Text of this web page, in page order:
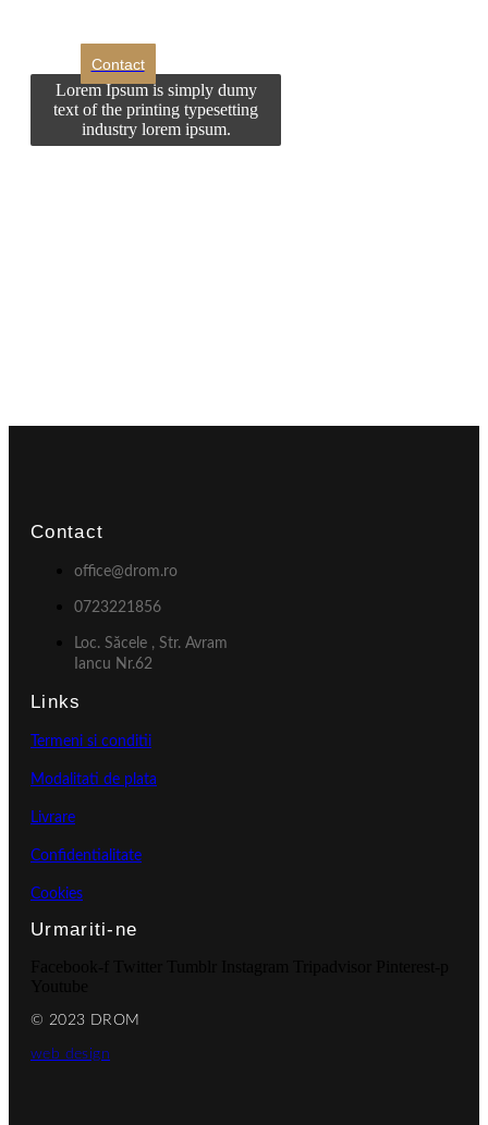
Contact
Lorem Ipsum is simply dumy
text of the printing typesetting
industry lorem ipsum.
Contact
office@drom.ro
0723221856
Loc. Săcele , Str. Avram
Iancu Nr.62
Links
Termeni si conditii
Modalitati de plata
Livrare
Confidentialitate
Cookies
Urmariti-ne
© 2023 DROM
web design